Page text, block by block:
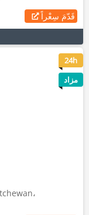
قَدّمَ سِعْراً
8
24h
مزاد